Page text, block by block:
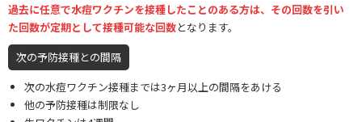
過去に任意で水痘ワクチンを接種したことのある方は、その回数を引い
た回数が定期として接種可能な回数となります。
次の予防接種との間隔
次の水痘ワクチン接種までは3ヶ月以上の間隔をあける
他の予防接種は制限なし